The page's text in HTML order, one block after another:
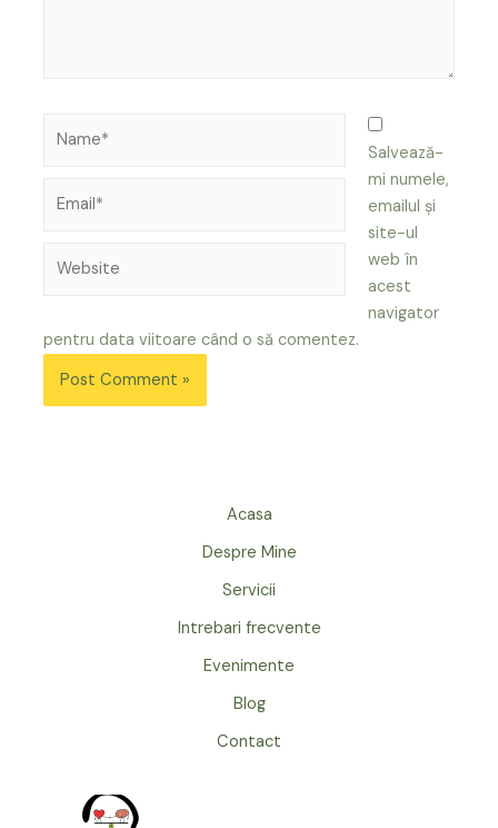
Salvează-
mi numele,
emailul și
site-ul
web în
acest
navigator
pentru data viitoare când o să comentez.
Acasa
Despre Mine
Servicii
Intrebari frecvente
Evenimente
Blog
Contact